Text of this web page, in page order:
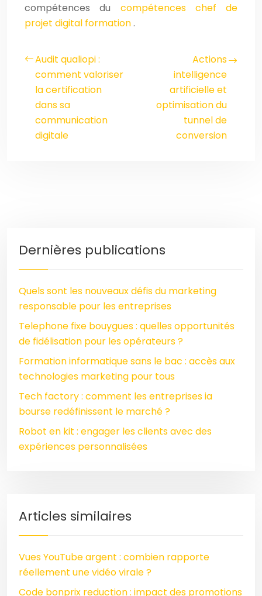
compétences du compétences chef de
projet digital formation.
Audit qualiopi :
comment valoriser
la certification
dans sa
communication
digitale
Actions
intelligence
artificielle et
optimisation du
tunnel de
conversion
Dernières publications
Quels sont les nouveaux défis du marketing
responsable pour les entreprises
Telephone fixe bouygues : quelles opportunités
de fidélisation pour les opérateurs ?
Formation informatique sans le bac : accès aux
technologies marketing pour tous
Tech factory : comment les entreprises ia
bourse redéfinissent le marché ?
Robot en kit : engager les clients avec des
expériences personnalisées
Articles similaires
Vues YouTube argent : combien rapporte
réellement une vidéo virale ?
Code bonprix reduction : impact des promotions